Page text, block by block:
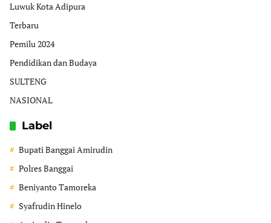
Luwuk Kota Adipura
Terbaru
Pemilu 2024
Pendidikan dan Budaya
SULTENG
NASIONAL
Label
Bupati Banggai Amirudin
Polres Banggai
Beniyanto Tamoreka
Syafrudin Hinelo